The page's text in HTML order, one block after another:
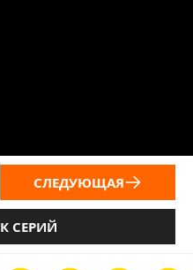
СЕРИЙ
СЛЕДУЮЩАЯ